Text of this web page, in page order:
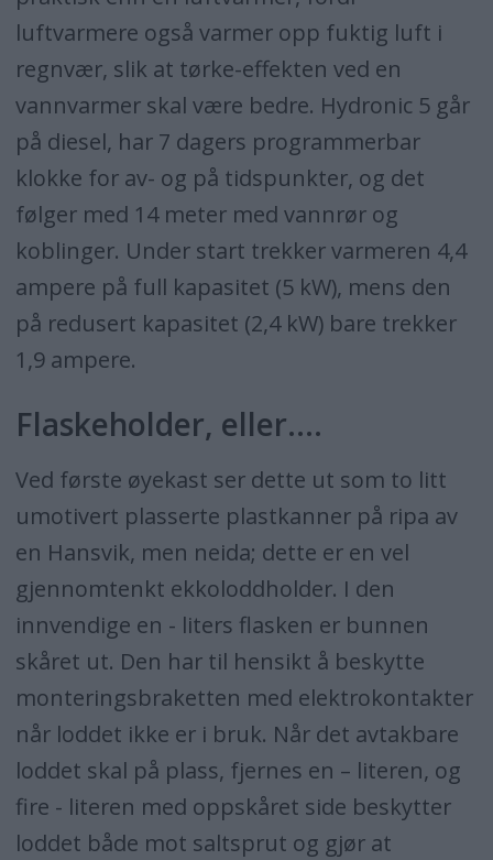
luftvarmere også varmer opp fuktig luft i
regnvær, slik at tørke-effekten ved en
vannvarmer skal være bedre. Hydronic 5 går
på diesel, har 7 dagers programmerbar
klokke for av- og på tidspunkter, og det
følger med 14 meter med vannrør og
koblinger. Under start trekker varmeren 4,4
ampere på full kapasitet (5 kW), mens den
på redusert kapasitet (2,4 kW) bare trekker
1,9 ampere.
Flaskeholder, eller….
Ved første øyekast ser dette ut som to litt
umotivert plasserte plastkanner på ripa av
en Hansvik, men neida; dette er en vel
gjennomtenkt ekkoloddholder. I den
innvendige en - liters flasken er bunnen
skåret ut. Den har til hensikt å beskytte
monteringsbraketten med elektrokontakter
når loddet ikke er i bruk. Når det avtakbare
loddet skal på plass, fjernes en – literen, og
fire - literen med oppskåret side beskytter
loddet både mot saltsprut og gjør at